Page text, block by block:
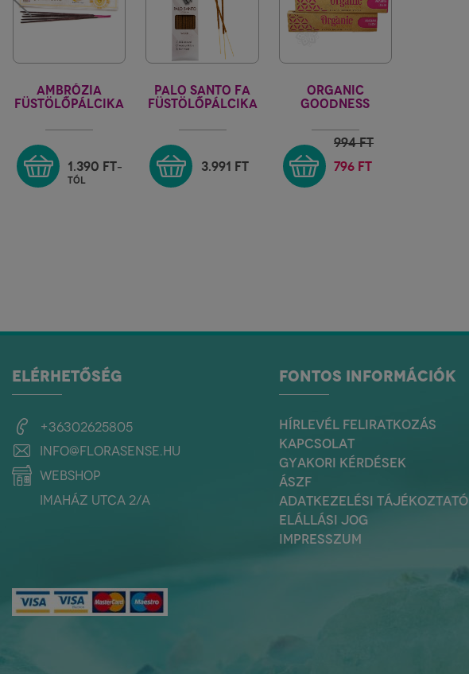
AMBRÓZIA
FÜSTÖLŐPÁLCIKA
SMOKES
1.390 FT-
tól
PALO SANTO FA
FÜSTÖLŐPÁLCIKA
3.991 FT
ORGANIC
GOODNESS
994FT
796 FT
ELÉRHETŐSÉG
+36302625805
info@florasense.hu
webshop
Imaház utca 2/a
FONTOS INFORMÁCIÓK
HÍRLEVÉL FELIRATKOZÁS
KAPCSOLAT
GYAKORI KÉRDÉSEK
ÁSZF
ADATKEZELÉSI TÁJÉKOZTATÓ
ELÁLLÁSI JOG
IMPRESSZUM